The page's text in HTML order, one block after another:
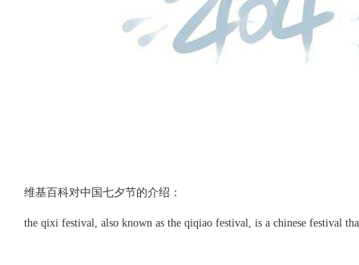
维基百科对中国七夕节的介绍：
the qixi festival, also known as the qiqiao festival, is a chinese festival